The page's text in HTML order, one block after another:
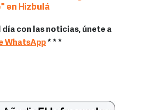
en Hizbulá
día con las noticias, únete a
WhatsApp* * *